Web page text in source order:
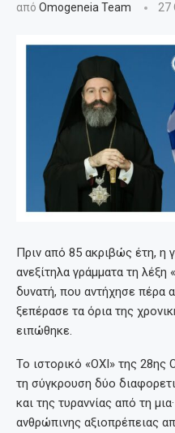
από Omogeneia Team 27
Πριν από 85 ακριβώς έτη, η
ανεξίτηλα γράμματα τη λέξη
δυνατή, που αντήχησε πέρα
ξεπέρασε τα όρια της
ειπώθηκε.
Το ιστορικό «ΟΧΙ» της
τη σύγκρουση δύο
και της τυραννίας από τη
ανθρώπινης αξιοπρέπειας